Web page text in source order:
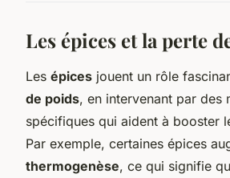
Les épices et la perte
Les épices jouent un rôle
de poids, en intervenant par des
spécifiques qui aident à booster
Par exemple, certaines épices
thermogenèse, ce qui signifie